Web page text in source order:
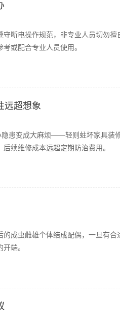
断电操作规范，非专业人员切勿擅
或配合专业人员使用。
远超想象
隐患变成大麻烦——轻则蛀坏家具装
续维修成本远超定期防治费用。
成虫雌雄个体结成配偶，一旦有合
端。